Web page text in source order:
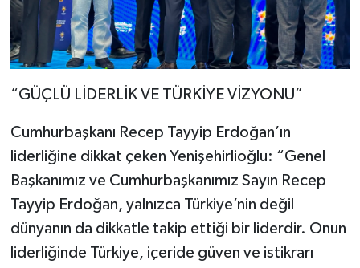
“GÜÇLÜ LİDERLİK VE TÜRKİYE VİZYONU”
Cumhurbaşkanı Recep Tayyip Erdoğan’ın
liderliğine dikkat çeken Yenişehirlioğlu: “Genel
Başkanımız ve Cumhurbaşkanımız Sayın Recep
Tayyip Erdoğan, yalnızca Türkiye’nin değil
dünyanın da dikkatle takip ettiği bir liderdir. Onun
liderliğinde Türkiye, içeride güven ve istikrarı